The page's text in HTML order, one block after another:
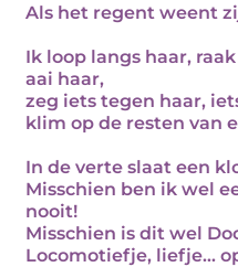
Als het regent weent
Ik loop langs haar,
aai haar,
zeg iets tegen haar,
klim op de resten van
In de verte slaat een
Misschien ben ik wel
nooit!
Misschien is dit wel
Locomotiefje, liefje...